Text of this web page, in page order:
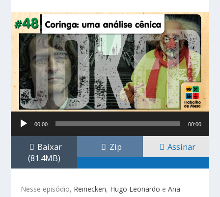
Tocador
00:00 00:00
Baixar
(81.4MB)
Zip Assinar
Nesse episódio, Reinecken, Hugo Leonardo eAna